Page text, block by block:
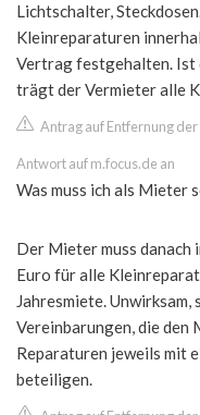
Lichtschalter,
Kleinreparaturen
Vertrag festgehalten. Ist
trägt der Vermieter alle
Antrag auf Entfernung
Antwort auf m.focus.de an
Was muss ich als Mieter
Der Mieter muss danach
Euro für alle
Jahresmiete.
Vereinbarungen, die den
Reparaturen jeweils mit
beteiligen.